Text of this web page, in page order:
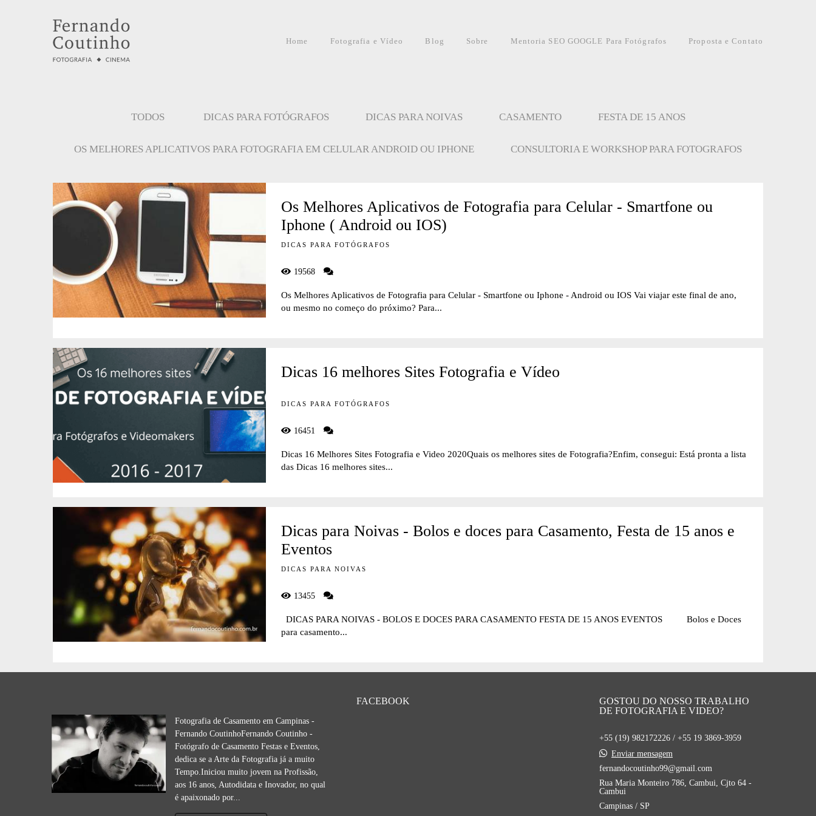
Home Fotografia e Vídeo Blog Sobre Mentoria SEO GOOGLE Para Fotógrafos Proposta e Contato
TODOS DICAS PARA FOTÓGRAFOS DICAS PARA NOIVAS CASAMENTO FESTA DE 15 ANOS
OS MELHORES APLICATIVOS PARA FOTOGRAFIA EM CELULAR ANDROID OU IPHONE CONSULTORIA E WORKSHOP PARA FOTOGRAFOS
Os Melhores Aplicativos de Fotografia para Celular - Smartfone ou
Iphone ( Android ou IOS)
DICAS PARA FOTÓGRAFOS
19568
Os Melhores Aplicativos de Fotografia para Celular - Smartfone ou Iphone - Android ou IOS Vai viajar este final de ano,
ou mesmo no começo do próximo? Para...
Dicas 16 melhores Sites Fotografia e Vídeo
DICAS PARA FOTÓGRAFOS
16451
Dicas 16 Melhores Sites Fotografia e Video 2020Quais os melhores sites de Fotografia?Enfim, consegui: Está pronta a lista
das Dicas 16 melhores sites...
Dicas para Noivas - Bolos e doces para Casamento, Festa de 15 anos e
Eventos
DICAS PARA NOIVAS
13455
DICAS PARA NOIVAS - BOLOS E DOCES PARA CASAMENTO FESTA DE 15 ANOS EVENTOS Bolos e Doces
para casamento...
Fotografia de Casamento em Campinas -
Fernando CoutinhoFernando Coutinho -
Fotógrafo de Casamento Festas e Eventos,
dedica se a Arte da Fotografia já a muito
Tempo.Iniciou muito jovem na Profissão,
aos 16 anos, Autodidata e Inovador, no qual
é apaixonado por...
FACEBOOK
GOSTOU DO NOSSO TRABALHO
DE FOTOGRAFIA E VIDEO?
+55 (19) 982172226 / +55 19 3869-3959
Enviar mensagem
fernandocoutinho99@gmail.com
Rua Maria Monteiro 786, Cambui, Cjto 64 -
Cambui
Campinas / SP